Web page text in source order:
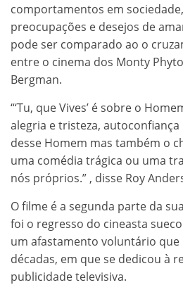
comportamentos em
preocupações e desejos de
pode ser comparado ao o
entre o cinema dos Monty
Bergman.
“‘Tu, que Vives’ é sobre o
alegria e tristeza,
desse Homem mas também o
uma comédia trágica ou uma
nós próprios.” , disse Roy
O filme é a segunda parte da
foi o regresso do cineasta
um afastamento voluntário
décadas, em que se dedicou à
publicidade televisiva.